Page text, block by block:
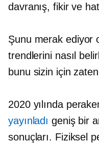
davranış, fikir ve
Şunu merak ediyor
trendlerini nasıl
bunu sizin için
2020 yılında
yayınladı geniş bir
sonuçları. Fiziksel